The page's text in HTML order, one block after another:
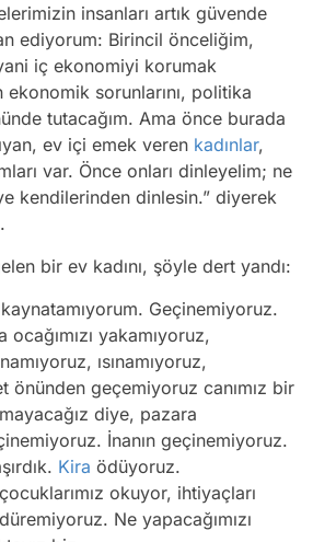
insanları artık güvende
ediyorum: Birincil önceliğim,
iç ekonomiyi korumak
ekonomik sorunlarını, politika
tutacağım. Ama önce burada
ev içi emek veren kadınlar,
var. Önce onları dinleyelim; ne
kendilerinden dinlesin.” diyerek
bir ev kadını, şöyle dert yandı:
Geçinemiyoruz.
ocağımızı yakamıyoruz,
ısınamıyoruz,
önünden geçemiyoruz canımız bir
diye, pazara
İnanın geçinemiyoruz.
Kira ödüyoruz.
okuyor, ihtiyaçları
Ne yapacağımızı